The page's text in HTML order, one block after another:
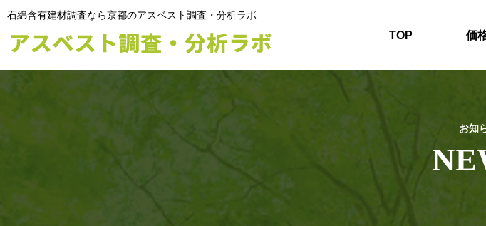
石綿含有建材調査なら京都のアスベスト調査・分析ラボ
TOP 価
お知